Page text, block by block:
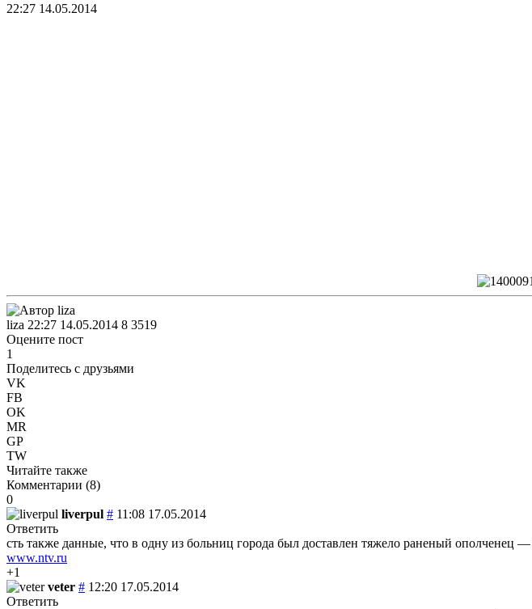
22:27 14.05.2014
liza 22:27 14.05.2014 8 3519
Оцените пост
1
Поделитесь с друзьями
VK
FB
OK
MR
GP
TW
Читайте также
Комментарии (8)
0
liverpul # 11:08 17.05.2014
Ответить
сть также данные, что в одну из больниц города был доставлен тяжело раненый
www.ntv.ru
+1
veter # 12:20 17.05.2014
Ответить